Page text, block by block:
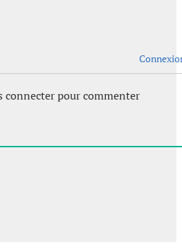
connecter pour commenter